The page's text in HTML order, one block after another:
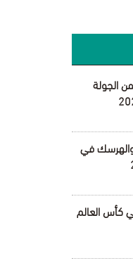
الجولة
والهرسك في
كأس العالم